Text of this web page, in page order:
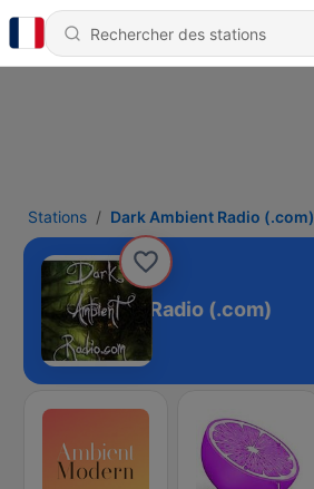
Stations Dark Ambient Radio (.com)
Dark Ambient Radio (.com)